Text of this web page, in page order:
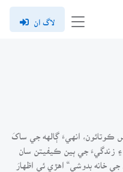
لاگ ان
انهيءَ ڳالهه جي ساکَ
زندگيءَ جي ٻين ڪيفيتن سان
خانه بدوشي“ اهڙي ئي اظهارَ